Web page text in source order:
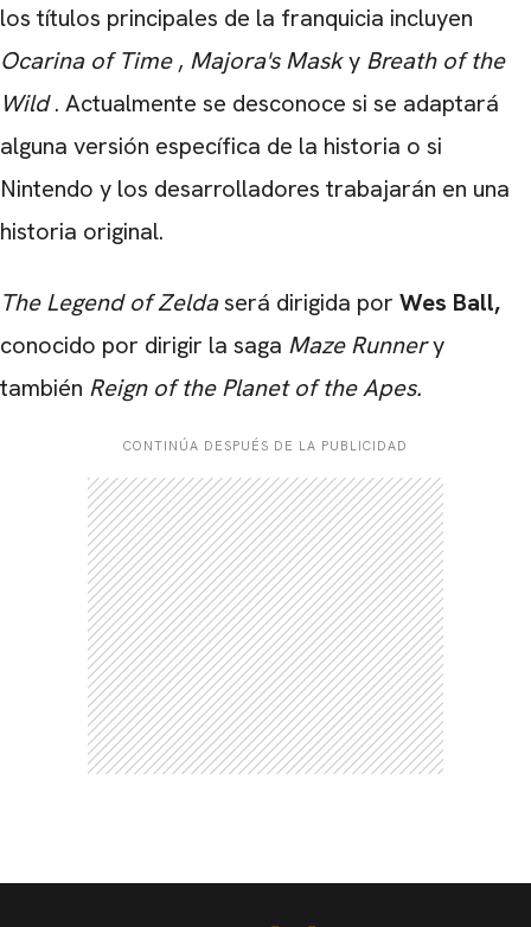
los títulos principales de la franquicia incluyen
Ocarina of Time, Majora's Masky Breath of the
Wild. Actualmente se desconoce si se adaptará
alguna versión específica de la historia o si
Nintendo y los desarrolladores trabajarán en una
historia original.
The Legend of Zeldaserá dirigida por Wes Ball,
conocido por dirigir la saga Maze Runnery
también Reign of the Planet of the Apes.
CONTINÚA DESPUÉS DE LA PUBLICIDAD